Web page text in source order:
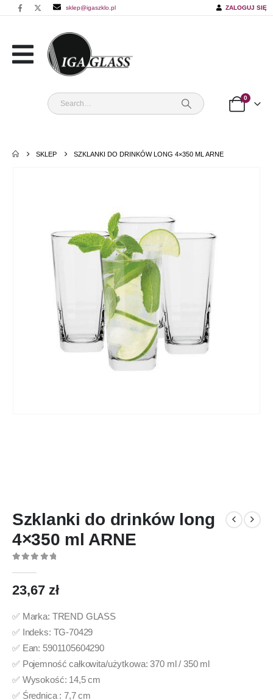
sklep@igaszklo.pl ZALOGUJ SIĘ
0
SKLEP SZKLANKI DO DRINKÓW LONG 4×350 ML ARNE
Szklanki do drinków long
4×350 ml ARNE
23,67 zł
✅ Marka: TREND GLASS
✅ Indeks: TG-70429
✅ Ean: 5901105604290
✅ Pojemność całkowita/użytkowa: 370 ml / 350 ml
✅ Wysokość: 14,5 cm
✅ Średnica : 7,7 cm